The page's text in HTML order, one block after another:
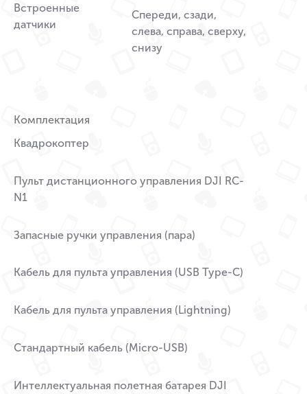
Встроенные
датчики
Спереди, сзади,
слева, справа, сверху,
снизу
Комплектация
Квадрокоптер
Пульт дистанционного управления DJI RC-
N1
Запасные ручки управления (пара)
Кабель для пульта управления (USB Type-C)
Кабель для пульта управления (Lightning)
Стандартный кабель (Micro-USB)
Интеллектуальная полетная батарея DJI